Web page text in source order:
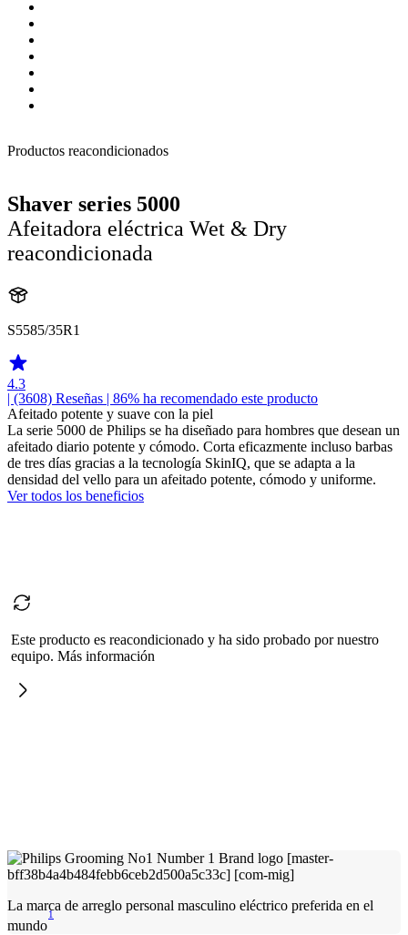
Productos reacondicionados
Shaver series 5000
Afeitadora eléctrica Wet & Dry
reacondicionada
S5585/35R1
4.3
| (3608) Reseñas | 86% ha recomendado este producto
Afeitado potente y suave con la piel
La serie 5000 de Philips se ha diseñado para hombres que desean un
afeitado diario potente y cómodo. Corta eficazmente incluso barbas
de tres días gracias a la tecnología SkinIQ, que se adapta a la
densidad del vello para un afeitado potente, cómodo y uniforme.
Ver todos los beneficios
Este producto es reacondicionado y ha sido probado por nuestro
equipo. Más información
La marca de arreglo personal masculino eléctrico preferida en el
mundo
1